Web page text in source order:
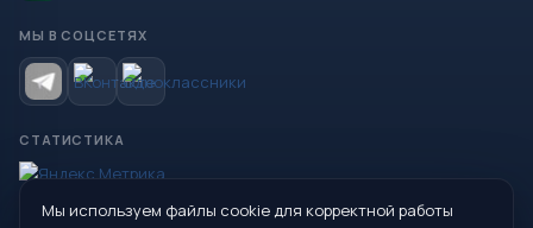
МЫ В СОЦСЕТЯХ
СТАТИСТИКА
© 2026 Управление образования Администрации МО
Мы используем файлы cookie для корректной работы